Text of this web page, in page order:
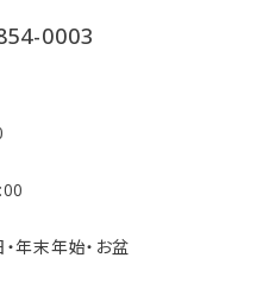
0003
年末年始・お盆